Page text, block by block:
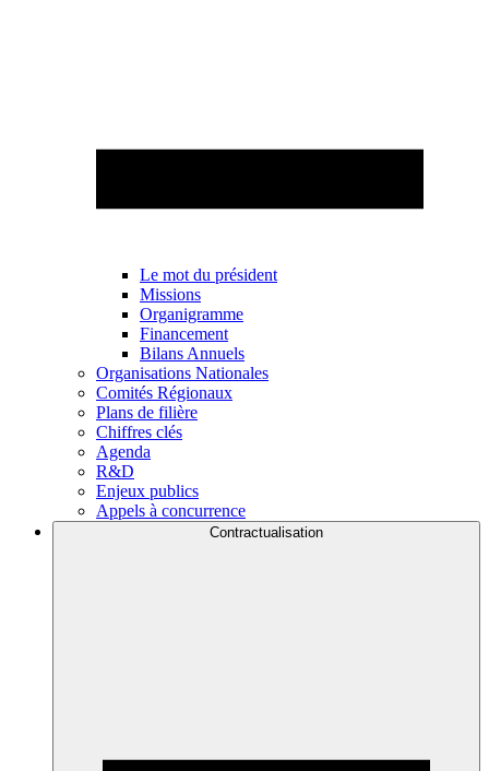
Le mot du président
Missions
Organigramme
Financement
Bilans Annuels
Organisations Nationales
Comités Régionaux
Plans de filière
Chiffres clés
Agenda
R&D
Enjeux publics
Appels à concurrence
Contractualisation